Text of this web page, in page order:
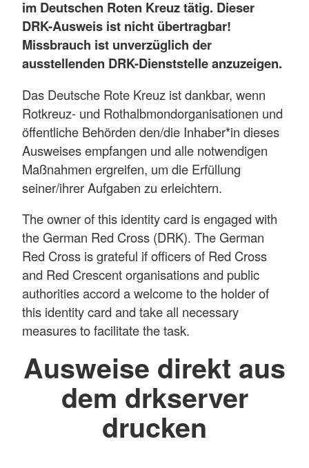
im Deutschen Roten Kreuz tätig. Dieser
DRK-Ausweis ist nicht übertragbar!
Missbrauch ist unverzüglich der
ausstellenden DRK-Dienststelle anzuzeigen.
Das Deutsche Rote Kreuz ist dankbar, wenn
Rotkreuz- und Rothalbmondorganisationen und
öffentliche Behörden den/die Inhaber*in dieses
Ausweises empfangen und alle notwendigen
Maßnahmen ergreifen, um die Erfüllung
seiner/ihrer Aufgaben zu erleichtern.
The owner of this identity card is engaged with
the German Red Cross (DRK). The German
Red Cross is grateful if officers of Red Cross
and Red Crescent organisations and public
authorities accord a welcome to the holder of
this identity card and take all necessary
measures to facilitate the task.
Ausweise direkt aus
dem drkserver
drucken